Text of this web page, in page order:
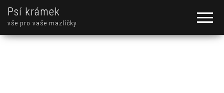
Psí krámek
vše pro vaše mazlíčky